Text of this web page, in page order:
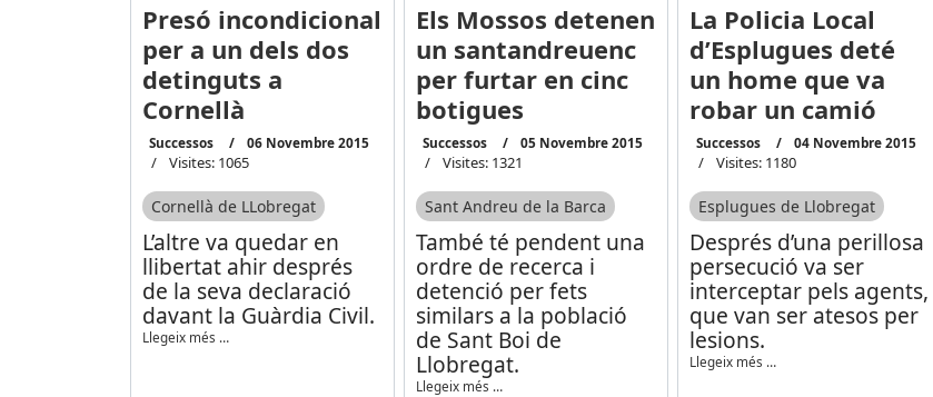
Presó incondicional
per a un dels dos
detinguts a
Cornellà
Successos 06 Novembre 2015
Visites: 1065
Cornellà de LLobregat
L’altre va quedar en
llibertat ahir després
de la seva declaració
davant la Guàrdia Civil.
Llegeix més …
Els Mossos detenen
un santandreuenc
per furtar en cinc
botigues
Successos 05 Novembre 2015
Visites: 1321
Sant Andreu de la Barca
També té pendent una
ordre de recerca i
detenció per fets
similars a la població
de Sant Boi de
Llobregat.
Llegeix més …
La Policia Local
d’Esplugues deté
un home que va
robar un camió
Successos 04 Novembre 2015
Visites: 1180
Esplugues de Llobregat
Després d’una perillosa
persecució va ser
interceptar pels agents,
que van ser atesos per
lesions.
Llegeix més …